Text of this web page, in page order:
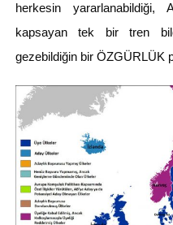
herkesin yararlanabildiği,
kapsayan tek bir tren
gezebildiğin bir ÖZGÜRLÜK